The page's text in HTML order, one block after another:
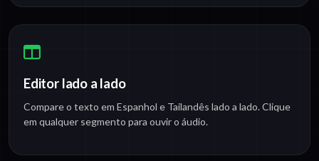
Editor lado a lado
Compare o texto em Espanhol e Tailandês lado a lado. Clique
em qualquer segmento para ouvir o áudio.